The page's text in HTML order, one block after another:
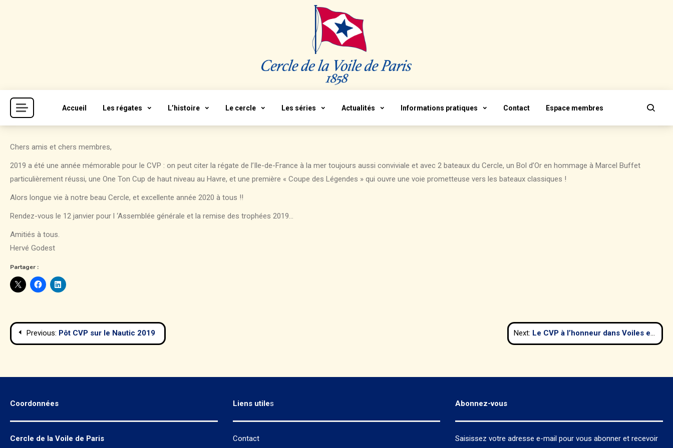
CVP
Cercle de la Voile de Paris
Accueil Les régates L’histoire Le cercle Les séries Actualités Informations pratiques Contact Espace membres
Chers amis et chers membres,
2019 a été une année mémorable pour le CVP : on peut citer la régate de l’Ile-de-France à la mer toujours aussi conviviale et avec 2 bateaux du Cercle, un Bol d’Or en hommage à Marcel Buffet
particulièrement réussi, une One Ton Cup de haut niveau au Havre, et une première « Coupe des Légendes » qui ouvre une voie prometteuse vers les bateaux classiques !
Alors longue vie à notre beau Cercle, et excellente année 2020 à tous !!
Rendez-vous le 12 janvier pour l ‘Assemblée générale et la remise des trophées 2019…
Amitiés à tous.
Hervé Godest
Partager :
Navigation
l’article
Previous: Pôt CVP sur le Nautic 2019 Next: Le CVP à l’honneur dans Voiles et Voiliers de février 2020
Coordonnées
Cercle de la Voile de Paris
Liens utiles
Contact
Abonnez-vous
Saisissez votre adresse e-mail pour vous abonner et recevoir